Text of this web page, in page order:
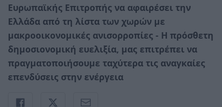
Ευρωπαϊκής Επιτροπής να αφαιρέσει την
Ελλάδα από τη λίστα των χωρών με
μακροοικονομικές ανισορροπίες - Η πρόσθετη
δημοσιονομική ευελιξία, μας επιτρέπει να
πραγματοποιήσουμε ταχύτερα τις αναγκαίες
επενδύσεις στην ενέργεια